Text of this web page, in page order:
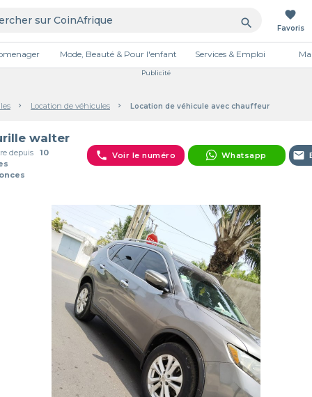
search
favorite
Favoris
Mode, Beauté & Pour l'enfant Services & Emploi
Publicité
Location de véhicules Location de véhicule avec chauffeur
walter
depuis10
phone Voir le numéro Whatsapp email